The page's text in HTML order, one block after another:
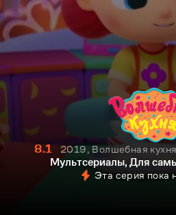
8.1
2019, Волшебная
Мультсериалы, Для
Эта серия пока